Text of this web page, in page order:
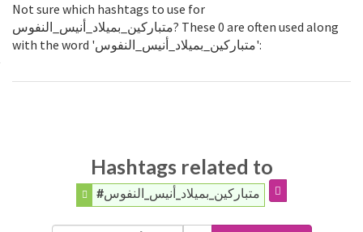
Not sure which hashtags to use for
متباركين_بميلاد_أنيس_النفوس? These 0 are often used along
with the word 'متباركين_بميلاد_أنيس_النفوس':
Hashtags related to
#متباركين_بميلاد_أنيس_النفوس